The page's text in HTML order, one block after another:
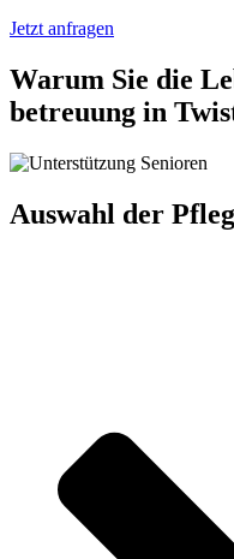
Jetzt anfragen
Warum Sie die
betreuung in
Auswahl der